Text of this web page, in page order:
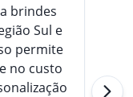
brindes
Sul e
permite
no custo